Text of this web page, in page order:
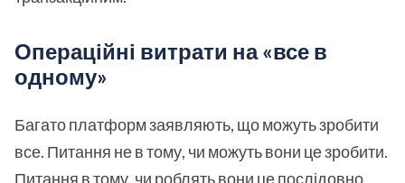
Операційні витрати на «все в
одному»
Багато платформ заявляють, що можуть зробити
все. Питання не в тому, чи можуть вони це зробити.
Питання в тому, чи роблять вони це послідовно.